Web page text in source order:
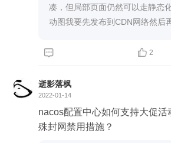
就可以更改 APP 端页面布局，
作。（当然了，APP 端要基于
解决高并发不是要做页面静态
缓存里面吗？
凑，但局部页面仍然可以走静态
动图我要先发布到CDN网络然后
  2
逝影落枫
2022-01-14
nacos配置中心如何支持大促
殊封网禁用措施？